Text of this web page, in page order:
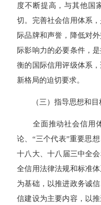
度不断提高，与其他国
切。完善社会信用体系
际品牌和声誉，降低对
际影响力的必要条件，
衡的国际信用评级体系
新格局的迫切要求。
（三）指导思想和目
全面推动社会信用体
论、“三个代表”重要思
十八大、十八届三中全
全信用法律法规和标准
为基础，以推进政务诚
信建设为主要内容，以